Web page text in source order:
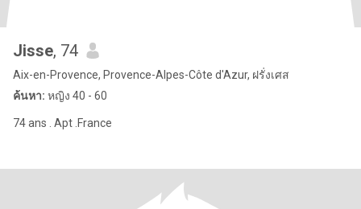
Jisse, 74
Aix-en-Provence, Provence-Alpes-Côte d'Azur, ฝรั่งเศส
ค้นหา: หญิง 40 - 60
74 ans . Apt .France